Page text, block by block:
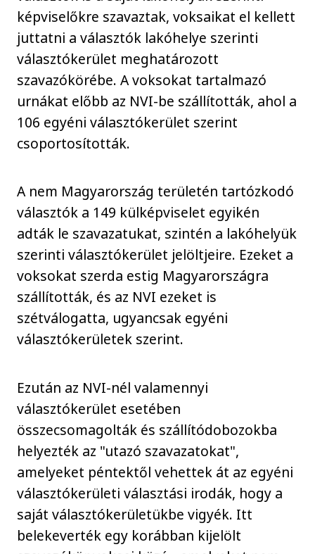
képviselőkre szavaztak, voksaikat el kellett
juttatni a választók lakóhelye szerinti
választókerület meghatározott
szavazókörébe. A voksokat tartalmazó
urnákat előbb az NVI-be szállították, ahol a
106 egyéni választókerület szerint
csoportosították.
A nem Magyarország területén tartózkodó
választók a 149 külképviselet egyikén
adták le szavazatukat, szintén a lakóhelyük
szerinti választókerület jelöltjeire. Ezeket a
voksokat szerda estig Magyarországra
szállították, és az NVI ezeket is
szétválogatta, ugyancsak egyéni
választókerületek szerint.
Ezután az NVI-nél valamennyi
választókerület esetében
összecsomagolták és szállítódobozokba
helyezték az "utazó szavazatokat",
amelyeket péntektől vehettek át az egyéni
választókerületi választási irodák, hogy a
saját választókerületükbe vigyék. Itt
belekeverték egy korábban kijelölt